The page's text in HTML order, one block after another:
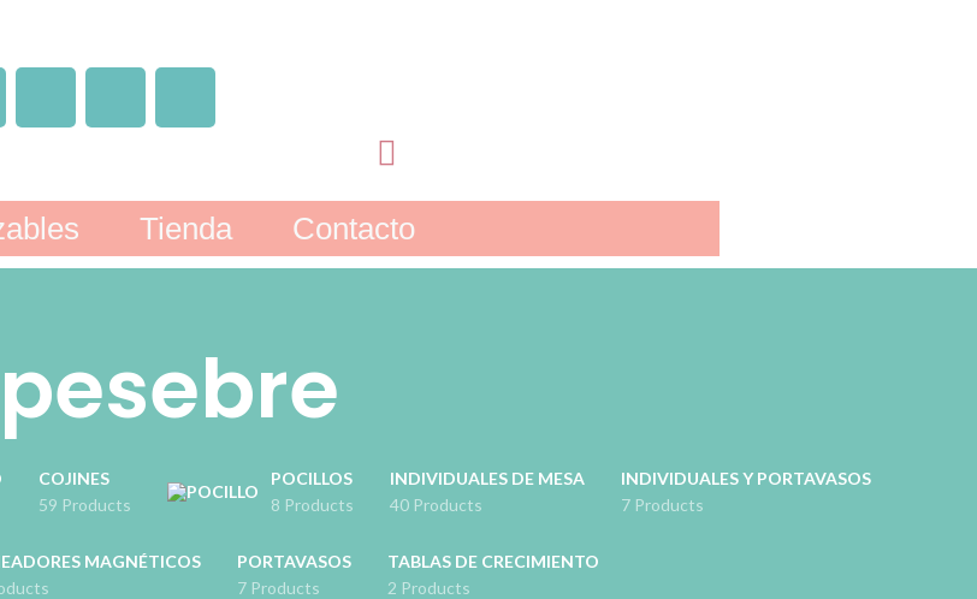
Tienda Contacto
pesebre
COJINES
59 Products
POCILLOS
8 Products
INDIVIDUALES DE MESA
40 Products
INDIVIDUALES Y PORTAVASOS
7 Products
MAGNÉTICOS
PORTAVASOS
7 Products
TABLAS DE CRECIMIENTO
2 Products